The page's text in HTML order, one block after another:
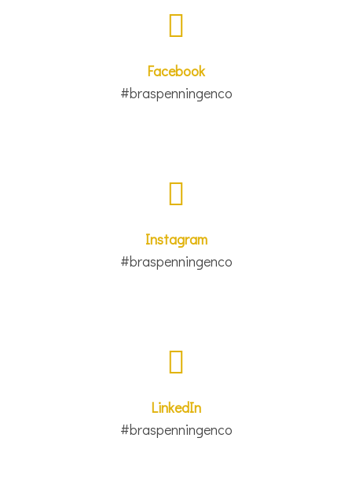
Facebook
#braspenningenco
Instagram
#braspenningenco
LinkedIn
#braspenningenco